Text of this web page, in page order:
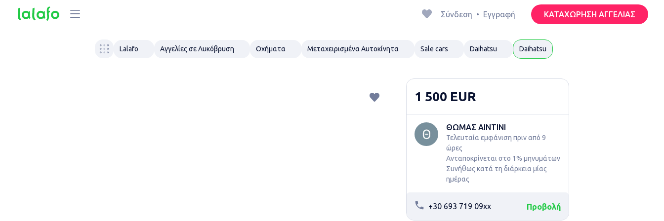
Σύνδεση • Εγγραφή ΚΑΤΑΧΩΡΗΣΗ ΑΓΓΕΛΙΑΣ
Lalafo Αγγελίες σε Λυκόβρυση Οχήματα Μεταχειρισμένα Αυτοκίνητα Sale cars Daihatsu Daihatsu
1 500 EUR
ΘΩΜΑΣ ΑΙΝΤΙΝΙ
Τελευταία εμφάνιση πριν από 9
ώρες
Ανταποκρίνεται στο 1% μηνυμάτων
Συνήθως κατά τη διάρκεια μίας
ημέρας
+30 693 719 09xx Προβολή